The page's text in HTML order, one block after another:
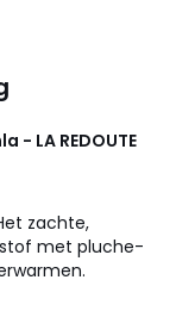
LA REDOUTE
zachte,
met pluche-